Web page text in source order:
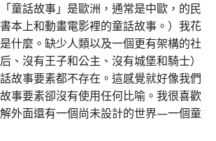
童話故事」是歐洲，通常是中歐，的民
本上和動畫電影裡的童話故事。）我花
什麼。缺少人類以及一個更有架構的社
、沒有王子和公主、沒有城堡和騎士）
故事要素都不存在。這感覺就好像我們
事要素卻沒有使用任何比喻。我很喜歡
解外面還有一個尚未設計的世界—一個童